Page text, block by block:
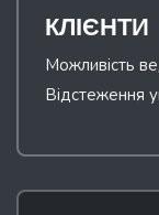
КЛІЄНТИ
Можливість
Відстеження